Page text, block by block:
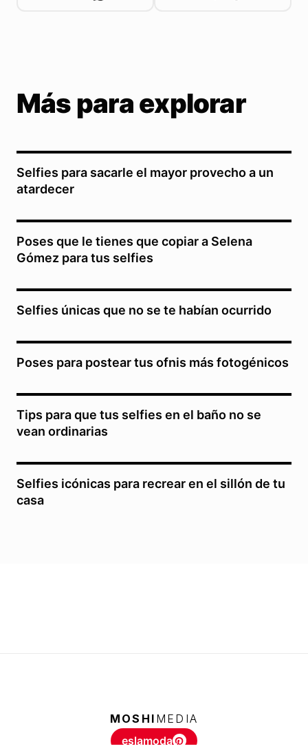
Más para explorar
Selfies para sacarle el mayor provecho a un
atardecer
Poses que le tienes que copiar a Selena
Gómez para tus selfies
Selfies únicas que no se te habían ocurrido
Poses para postear tus ofnis más fotogénicos
Tips para que tus selfies en el baño no se
vean ordinarias
Selfies icónicas para recrear en el sillón de tu
casa
MOSHI MEDIA
eslamoda